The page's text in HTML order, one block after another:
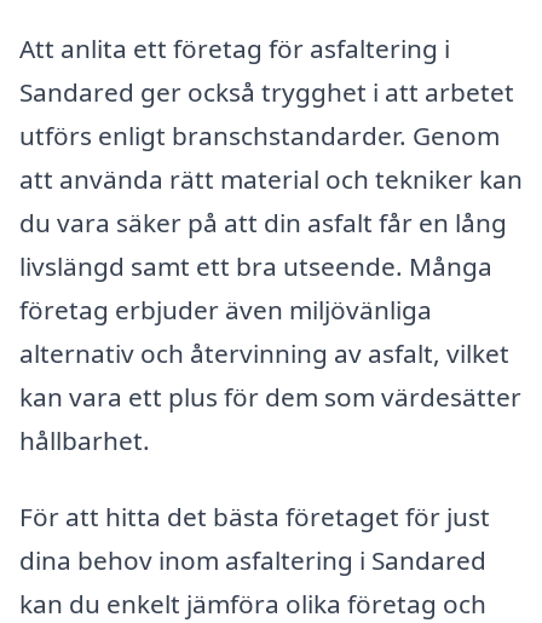
Att anlita ett företag för asfaltering i
Sandared ger också trygghet i att arbetet
utförs enligt branschstandarder. Genom
att använda rätt material och tekniker kan
du vara säker på att din asfalt får en lång
livslängd samt ett bra utseende. Många
företag erbjuder även miljövänliga
alternativ och återvinning av asfalt, vilket
kan vara ett plus för dem som värdesätter
hållbarhet.
För att hitta det bästa företaget för just
dina behov inom asfaltering i Sandared
kan du enkelt jämföra olika företag och